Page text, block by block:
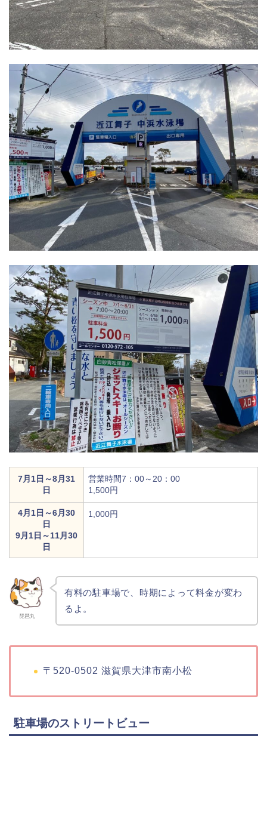
7月1日～8月31
日
営業時間7：00～20：00
1,500円
4月1日～6月30
日
9月1日～11月30
日
1,000円
琵琶丸
有料の駐車場で、時期によって料金が変わ
るよ。
〒520-0502 滋賀県大津市南小松
駐車場のストリートビュー